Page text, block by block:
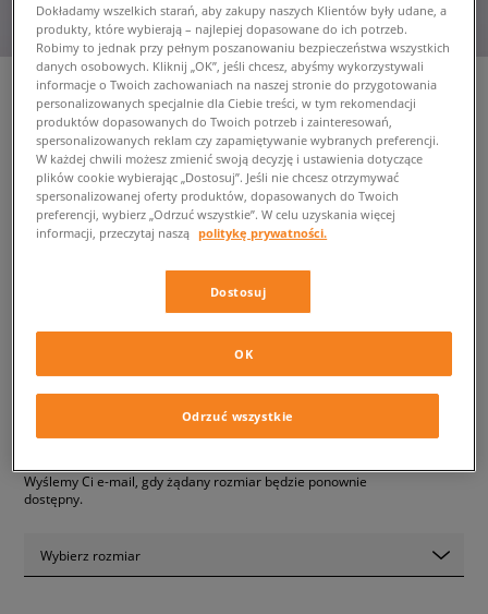
CHAMPION SOFT SLIPPER
damskie, klapki
54,99 zł z VAT
Kolor:beżowy
PRODUKT NIEDOSTĘPNY
Wyślemy Ci e-mail, gdy żądany rozmiar będzie ponownie
dostępny.
Wybierz rozmiar
Dokładamy wszelkich starań, aby zakupy naszych Klientów były udane, a
produkty, które wybierają – najlepiej dopasowane do ich potrzeb.
Robimy to jednak przy pełnym poszanowaniu bezpieczeństwa wszystkich
danych osobowych. Kliknij „OK”, jeśli chcesz, abyśmy wykorzystywali
informacje o Twoich zachowaniach na naszej stronie do przygotowania
personalizowanych specjalnie dla Ciebie treści, w tym rekomendacji
produktów dopasowanych do Twoich potrzeb i zainteresowań,
spersonalizowanych reklam czy zapamiętywanie wybranych preferencji.
W każdej chwili możesz zmienić swoją decyzję i ustawienia dotyczące
plików cookie wybierając „Dostosuj”. Jeśli nie chcesz otrzymywać
spersonalizowanej oferty produktów, dopasowanych do Twoich
preferencji, wybierz „Odrzuć wszystkie”. W celu uzyskania więcej
informacji, przeczytaj naszą politykę prywatności.
Dostosuj
Odrzuć wszystkie
OK